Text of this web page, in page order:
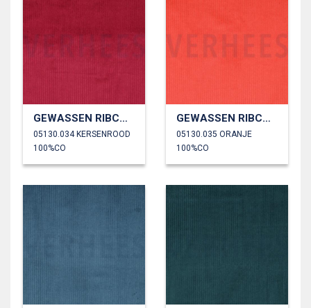
GEWASSEN RIBCORDUROY 4.5W
05130.034 KERSENROOD
100%CO
GEWASSEN RIBCORDUROY 4.5W
05130.035 ORANJE
100%CO